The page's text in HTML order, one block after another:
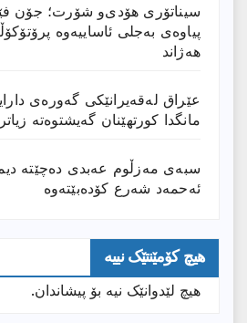
سیناتۆری هۆدی‌و شۆرت؛ جۆن
پیاوەی بەجلی ئاساییەوە
هەژاند
عێراق له‌قه‌یرانێكى گه‌وره‌ى
مانگدا كورتهێنان گه‌یشتوه‌ته‌ زیاتر له‌11 ترلیۆن
سبەی مەزڵوم عەبدی دەچێتە
ئەحمەد شەرع کۆدەبێتەوە
هیچ کۆمێنتێک نییە
هیچ لێدوانێک نیە بۆ پیشاندان.